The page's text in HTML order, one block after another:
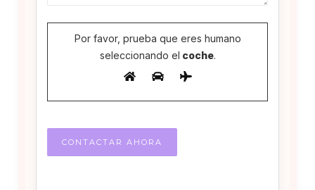
Por favor, prueba que eres humano
seleccionando el coche.